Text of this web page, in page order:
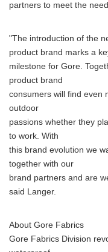
partners to meet the
"The introduction of the
product brand marks a
milestone for Gore.
product brand
consumers will find even
outdoor
passions whether they
to work. With
this brand evolution we
together with our
brand partners and are
said Langer.
About Gore Fabrics
Gore Fabrics Division